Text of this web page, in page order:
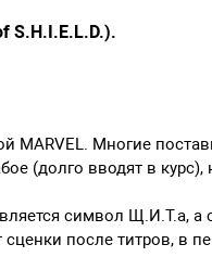
S.H.I.E.L.D.).
MARVEL. Многие
(долго вводят в
символ Щ.И.Т.а,
после титров, в